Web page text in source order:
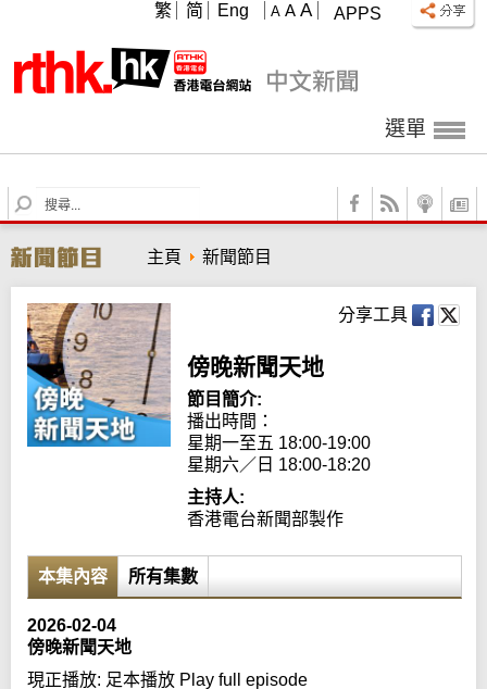
APPS
A A A
繁 简 Eng
選單
S
e
r
c
h
主頁 新聞節目
分享工具
傍晚新聞天地
節目簡介:
播出時間：
星期一至五 18:00-19:00
星期六／日 18:00-18:20
主持人:
香港電台新聞部製作
本集內容 所有集數
2026-02-04
傍晚新聞天地
現正播放: 足本播放 Play full episode